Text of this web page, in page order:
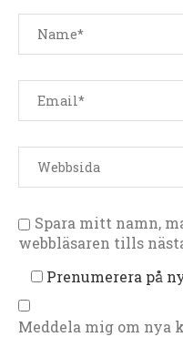
Spara mitt namn,
webbläsaren tills
Prenumerera på
Meddela mig om nya